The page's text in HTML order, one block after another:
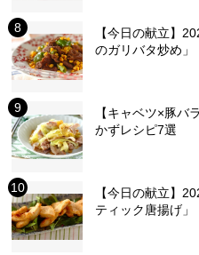
【今日の献立】
のガリバタ炒め」
【キャベツ×豚バ
かずレシピ7選
【今日の献立】
ティック唐揚げ」